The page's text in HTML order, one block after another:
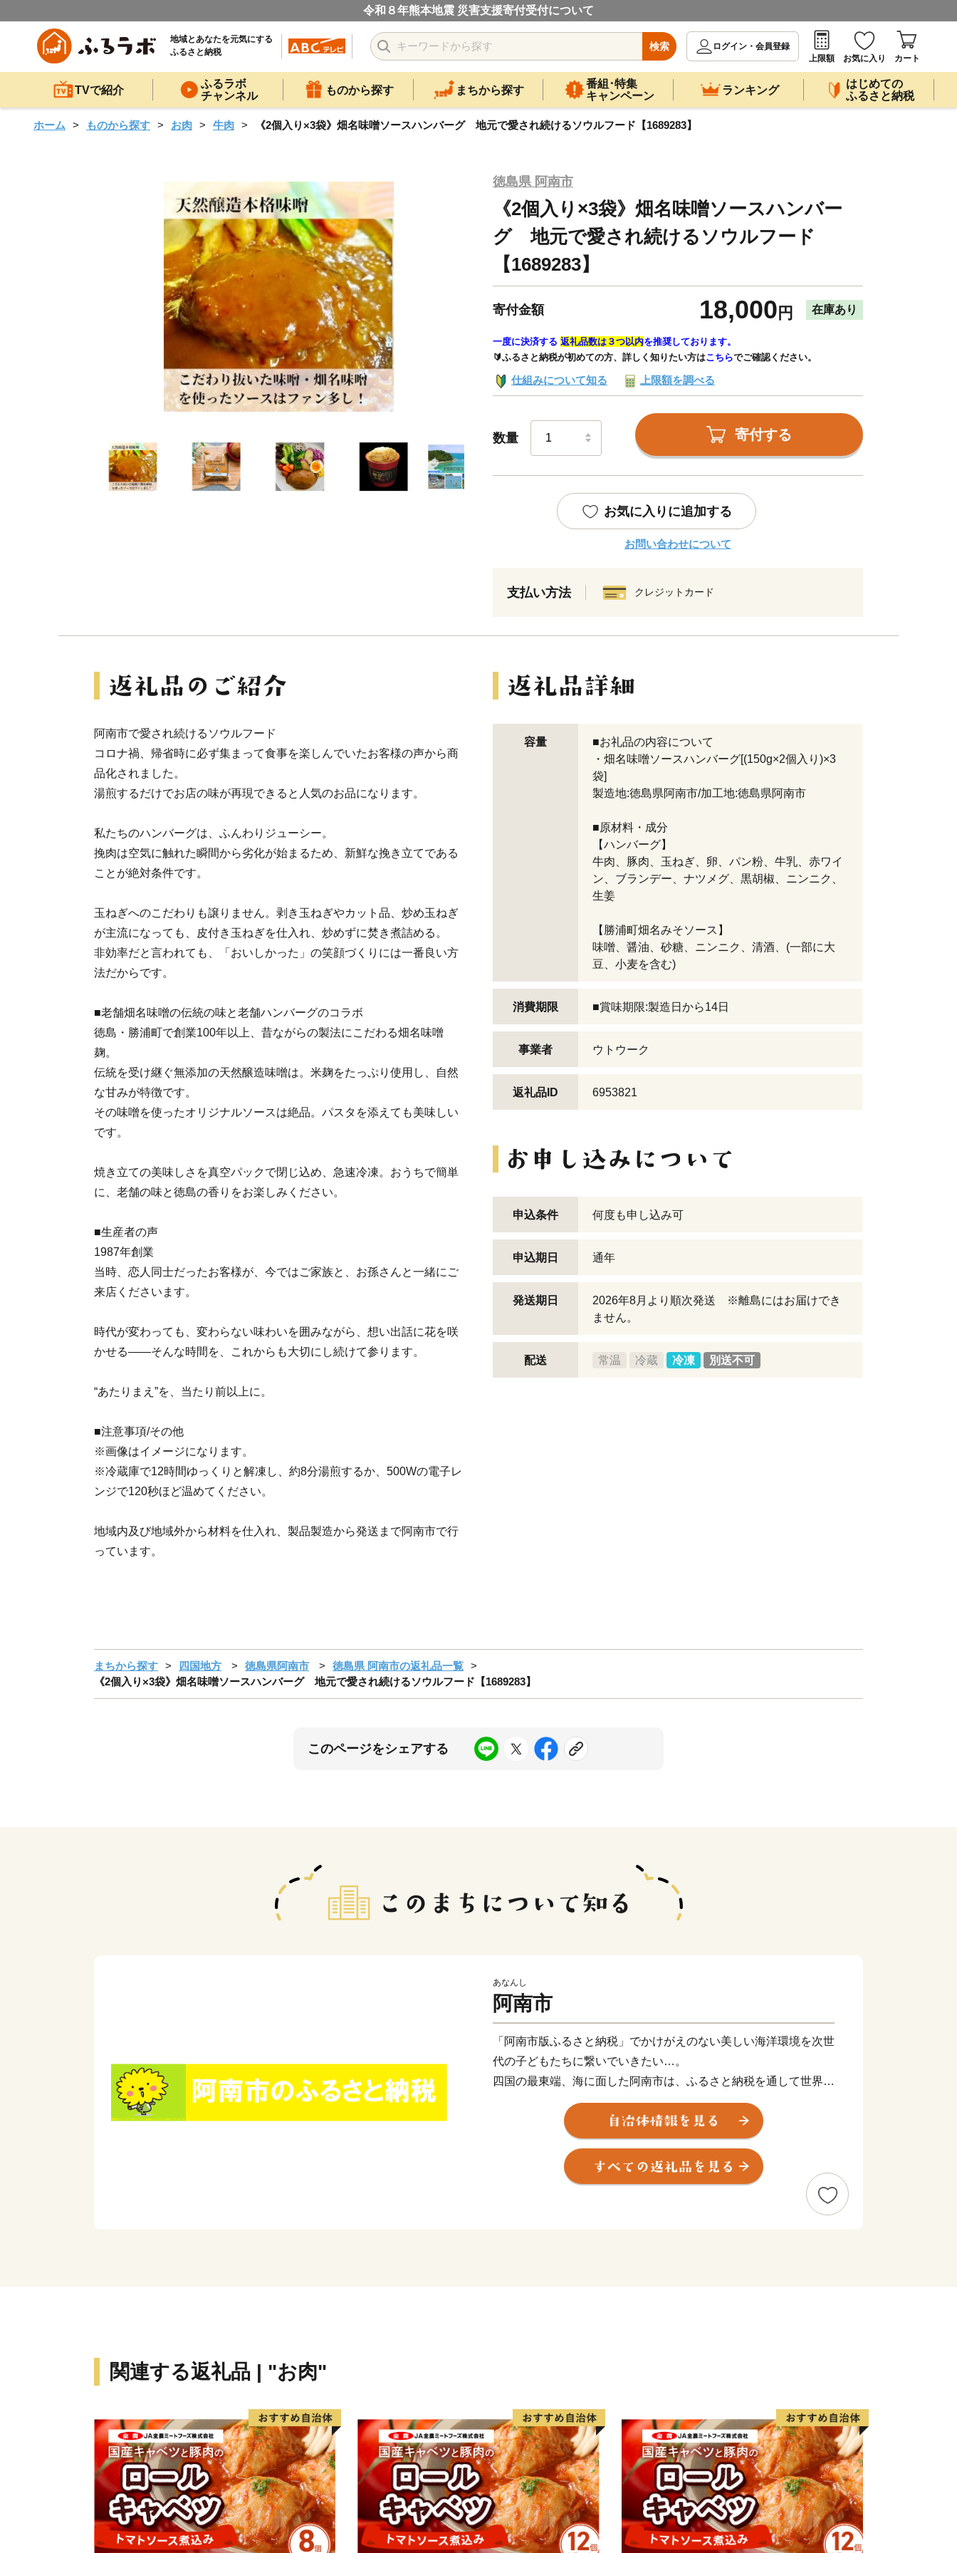
令和８年熊本地震 災害支援寄付受付について
地域とあなたを元気にする
ふるさと納税
検索
ログイン・会員登録
上限額
お気に入り カート
TVで紹介
ふるラボ
チャンネル
ものから探す まちから探す
番組･特集
キャンペーン
ランキング
はじめての
ふるさと納税
ホーム ものから探す お肉 牛肉 《2個入り×3袋》畑名味噌ソースハンバーグ 地元で愛され続けるソウルフード【1689283】
徳島県 阿南市
《2個入り×3袋》畑名味噌ソースハンバー
グ 地元で愛され続けるソウルフード
【1689283】
寄付金額 18,000 円 在庫あり
一度に決済する 返礼品数は３つ以内を推奨しております。
🔰ふるさと納税が初めての方、詳しく知りたい方はこちらでご確認ください。
仕組みについて知る 上限額を調べる
数量 寄付する
お気に入りに追加する
お問い合わせについて
支払い方法 クレジットカード
阿南市で愛され続けるソウルフード
コロナ禍、帰省時に必ず集まって食事を楽しんでいたお客様の声から商
品化されました。
湯煎するだけでお店の味が再現できると人気のお品になります。
私たちのハンバーグは、ふんわりジューシー。
挽肉は空気に触れた瞬間から劣化が始まるため、新鮮な挽き立てである
ことが絶対条件です。
玉ねぎへのこだわりも譲りません。剥き玉ねぎやカット品、炒め玉ねぎ
が主流になっても、皮付き玉ねぎを仕入れ、炒めずに焚き煮詰める。
非効率だと言われても、「おいしかった」の笑顔づくりには一番良い方
法だからです。
■老舗畑名味噌の伝統の味と老舗ハンバーグのコラボ
徳島・勝浦町で創業100年以上、昔ながらの製法にこだわる畑名味噌
麹。
伝統を受け継ぐ無添加の天然醸造味噌は。米麹をたっぷり使用し、自然
な甘みが特徴です。
その味噌を使ったオリジナルソースは絶品。パスタを添えても美味しい
です。
焼き立ての美味しさを真空パックで閉じ込め、急速冷凍。おうちで簡単
に、老舗の味と徳島の香りをお楽しみください。
■生産者の声
1987年創業
当時、恋人同士だったお客様が、今ではご家族と、お孫さんと一緒にご
来店くださいます。
時代が変わっても、変わらない味わいを囲みながら、想い出話に花を咲
かせる――そんな時間を、これからも大切にし続けて参ります。
“あたりまえ”を、当たり前以上に。
■注意事項/その他
※画像はイメージになります。
※冷蔵庫で12時間ゆっくりと解凍し、約8分湯煎するか、500Wの電子レ
ンジで120秒ほど温めてください。
地域内及び地域外から材料を仕入れ、製品製造から発送まで阿南市で行
っています。
容量
■お礼品の内容について
・畑名味噌ソースハンバーグ[(150g×2個入り)×3
袋]
製造地:徳島県阿南市/加工地:徳島県阿南市
■原材料・成分
【ハンバーグ】
牛肉、豚肉、玉ねぎ、卵、パン粉、牛乳、赤ワイ
ン、ブランデー、ナツメグ、黒胡椒、ニンニク、
生姜
【勝浦町畑名みそソース】
味噌、醤油、砂糖、ニンニク、清酒、(一部に大
豆、小麦を含む)
消費期限 ■賞味期限:製造日から14日
事業者 ウトウーク
返礼品ID 6953821
申込条件 何度も申し込み可
申込期日 通年
発送期日
2026年8月より順次発送 ※離島にはお届けでき
ません。
配送 常温 冷蔵 冷凍 別送不可
まちから探す 四国地方 徳島県阿南市
徳島県 阿南市の返礼品一覧
《2個入り×3袋》畑名味噌ソースハンバーグ 地元で愛され続けるソウルフード【1689283】
このページをシェアする
あなんし
阿南市
「阿南市版ふるさと納税」でかけがえのない美しい海洋環境を次世
代の子どもたちに繋いでいきたい…。
四国の最東端、海に面した阿南市は、ふるさと納税を通して世界規
模で深刻な問題となっている海岸・海洋汚染に対して真摯に向き合
い、アクションをおこし、普及していくことによって、持続可能な
社会づくりを実現していく「阿南市オリジナル」の制度運用を行っ
返礼品を提供するのは「EARTH SHIP PARTNER ANAN」
（ESPA）に登録している事業者です。阿南市では、このESPA事
関連する返礼品 | "お肉"